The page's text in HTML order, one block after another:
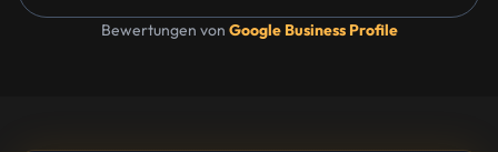
Bewertungen von Google Business Profile